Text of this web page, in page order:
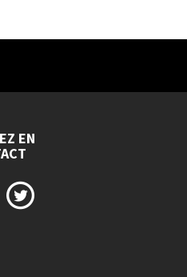
EN
LinkedIn